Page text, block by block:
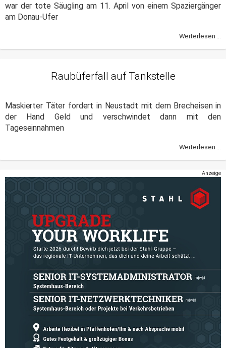
war der tote Säugling am 11. April von einem Spaziergänger
am Donau-Ufer
Weiterlesen ...
Raubüferfall auf Tankstelle
Maskierter Täter fordert in Neustadt mit dem Brecheisen in
der Hand Geld und verschwindet dann mit den
Tageseinnahmen
Weiterlesen ...
Anzeige